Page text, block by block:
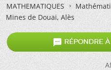
MATHEMATIQUES
Mines de Douai, Alès
 RÉPONDRE